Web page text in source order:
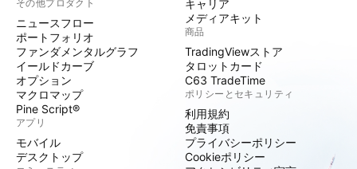
その他プロダクト
ニュースフロー
ポートフォリオ
ファンダメンタルグラフ
イールドカーブ
オプション
マクロマップ
Pine Script®
アプリ
モバイル
デスクトップ
キャリア
メディアキット
商品
TradingViewストア
タロットカード
C63 TradeTime
ポリシーとセキュリティ
利用規約
免責事項
プライバシーポリシー
Cookieポリシー